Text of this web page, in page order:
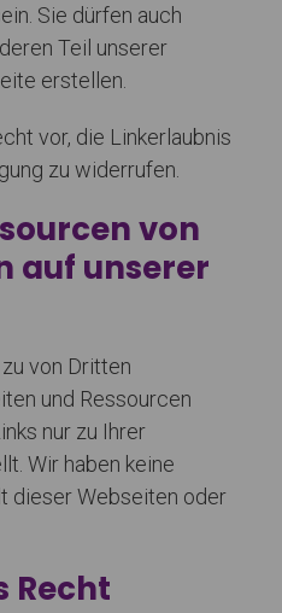
Sie dürfen auch
Teil unserer
erstellen.
vor, die Linkerlaubnis
zu widerrufen.
von
auf unserer
von Dritten
und Ressourcen
nur zu Ihrer
Wir haben keine
dieser Webseiten oder
Recht